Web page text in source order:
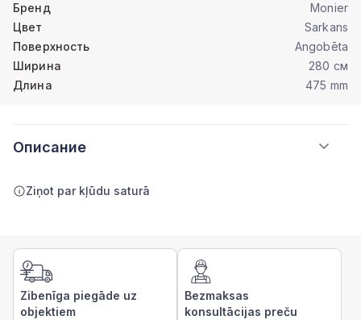
Бренд
Monier
Цвет
Sarkans
Поверхность
Angobēta
Ширина
280 см
Длина
475 mm
Описание
Ziņot par kļūdu saturā
Zibenīga piegāde uz
objektiem
Bezmaksas
konsultācijas preču